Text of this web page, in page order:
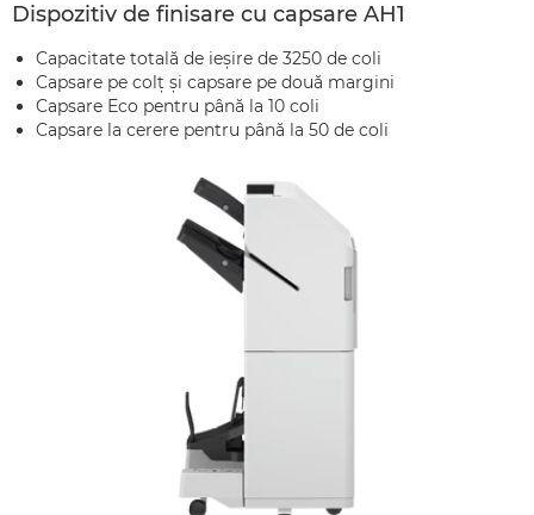
Dispozitiv de finisare cu capsare AH1
Capacitate totală de ieşire de 3250 de coli
Capsare pe colţ şi capsare pe două margini
Capsare Eco pentru până la 10 coli
Capsare la cerere pentru până la 50 de coli